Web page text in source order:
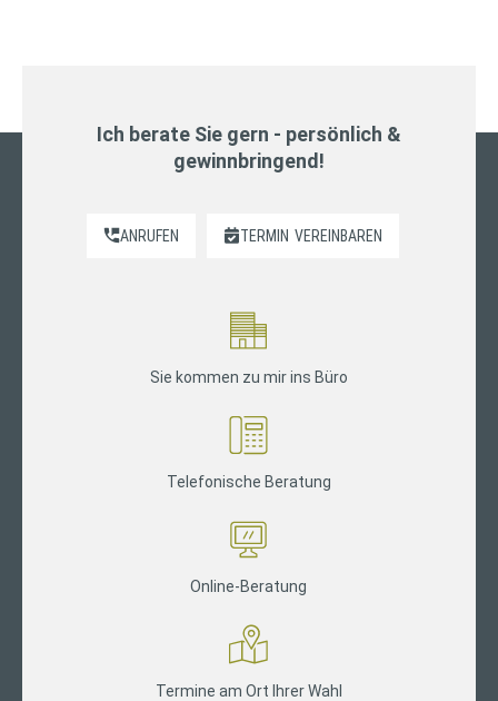
Ich berate Sie gern - persönlich &
gewinnbringend!
ANRUFEN TERMIN VEREINBAREN
Sie kommen zu mir ins Büro
Telefonische Beratung
Online-Beratung
Termine am Ort Ihrer Wahl